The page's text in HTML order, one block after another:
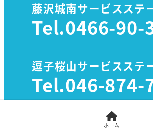
藤沢城南サービスステ
Tel.0466-90-
逗子桜山サービスステ
Tel.046-874-
ホーム